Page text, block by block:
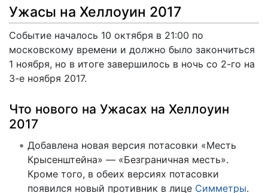
Ужасы на Хеллоуин 2017
Событие началось 10 октября в 21:00 по
московскому времени и должно было закончиться
1 ноября, но в итоге завершилось в ночь со 2-го на
3-е ноября 2017.
Что нового на Ужасах на Хеллоуин
2017
Добавлена новая версия потасовки «Месть
Крысенштейна» — «Безграничная месть».
Кроме того, в обеих версиях потасовки
появился новый противник в лице Симметры.